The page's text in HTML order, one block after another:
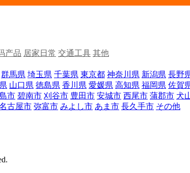
产品 居家日常 交通工具 其他
群馬県 埼玉県 千葉県 東京都 神奈川県 新潟県 長野
山口県 徳島県 香川県 愛媛県 高知県 福岡県 佐賀
市 碧南市 刈谷市 豊田市 安城市 西尾市 蒲郡市 犬
古屋市 弥富市 みよし市 あま市 長久手市 その他